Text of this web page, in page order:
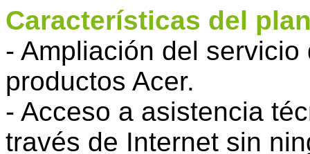
Características del
- Ampliación del
productos Acer.
- Acceso a asistencia
través de Internet sin